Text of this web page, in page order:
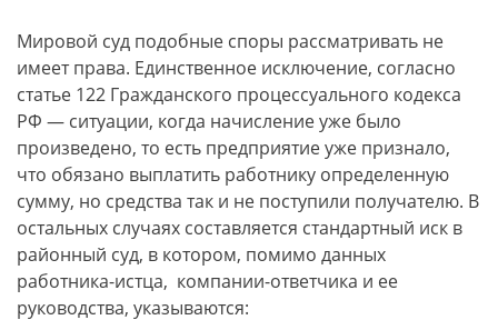
Мировой суд подобные споры рассматривать не
имеет права. Единственное исключение, согласно
статье 122 Гражданского процессуального кодекса
РФ — ситуации, когда начисление уже было
произведено, то есть предприятие уже признало,
что обязано выплатить работнику определенную
сумму, но средства так и не поступили получателю. В
остальных случаях составляется стандартный иск в
районный суд, в котором, помимо данных
работника-истца, компании-ответчика и ее
руководства, указываются: